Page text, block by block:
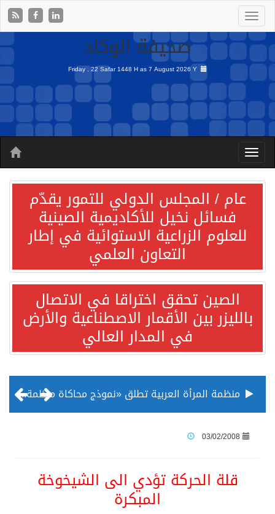
صحيفة الوكاد
Friday , 22 Safar 1448 H as7 August 2026 Y
عام / المجلس الدولي للتمور يقدّم
فسائل نخيل للأكاديمية الصينية
للعلوم الزراعية الاستوائية في إطار
التعاون العلمي
الصين تحقق اختراقا في الاتصال
بالليزر بين الأقمار الاصطناعية والأرض
في المدار العالي
منظمة المرأة العربية تطلق «نموذج محاكاة منظمة المرأة العربية للشباب» بمشاركة 10 دول عربية..غدًا
03/02/2008
قلة الحركة تؤدي الى الشيخوخة
المبكرة